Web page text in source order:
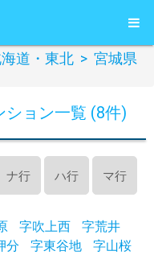
道・東北 > 宮城県
ション一覧 (8件)
ナ行 ハ行 マ行
字吹上西
字荒井
分 字東谷地
字山桜